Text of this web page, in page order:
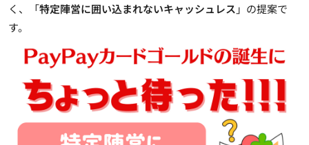
く、「特定陣営に囲い込まれないキャッシュレス 」の提案で
す。